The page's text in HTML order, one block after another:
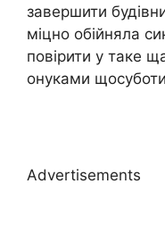
завершити
міцно обійняла
повірити у таке
онуками
Advertisements